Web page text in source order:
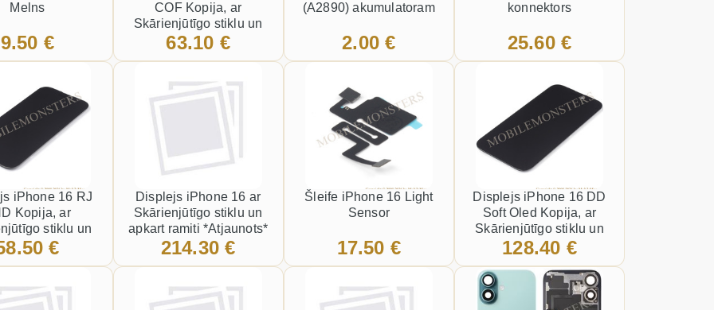
Melns
9.50 €
COF Kopija, ar
Skārienjūtīgo stiklu un
apkart ramiti Melns
63.10 €
(A2890) akumulatoram
2.00 €
konnektors
25.60 €
iPhone 16 RJ
Kopija, ar
stiklu un
ramiti Melns
€
Displejs iPhone 16 ar
Skārienjūtīgo stiklu un
apkart ramiti *Atjaunots*
Melns
214.30 €
Šleife iPhone 16 Light
Sensor
17.50 €
Displejs iPhone 16 DD
Soft Oled Kopija, ar
Skārienjūtīgo stiklu un
apkart ramiti Melns
128.40 €